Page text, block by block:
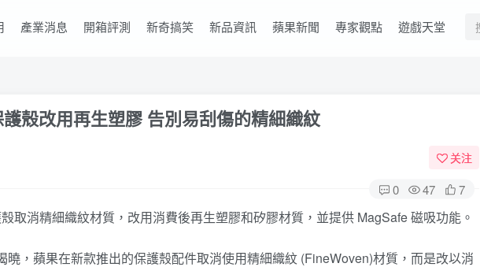
產業消息 開箱評測 新奇搞笑 新品資訊 蘋果新聞 專家觀點 遊戲天堂
殼改用再生塑膠 告別易刮傷的精細織紋
关注
0 47 7
取消精細織紋材質，改用消費後再生塑膠和矽膠材質，並提供 MagSafe 磁吸功能。
曉，蘋果在新款推出的保護殼配件取消使用精細織紋 (FineWoven)材質，而是改以消